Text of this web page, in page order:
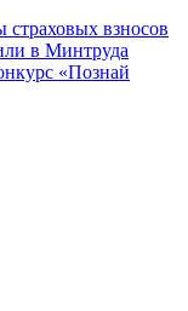
взносов
в Минтруда
«Познай